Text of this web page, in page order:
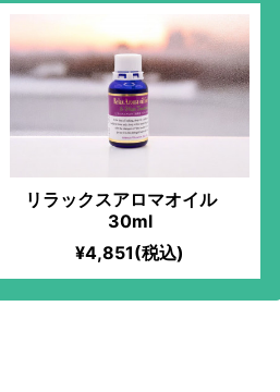
リラックスアロマオイル
30ml
¥4,851(税込)